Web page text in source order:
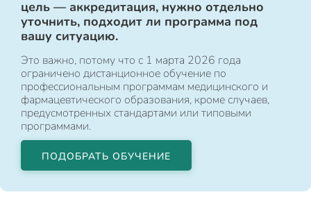
цель — аккредитация, нужно отдельно
уточнить, подходит ли программа под
вашу ситуацию.
Это важно, потому что с 1 марта 2026 года
ограничено дистанционное обучение по
профессиональным программам медицинского и
фармацевтического образования, кроме случаев,
предусмотренных стандартами или типовыми
программами.
ПОДОБРАТЬ ОБУЧЕНИЕ